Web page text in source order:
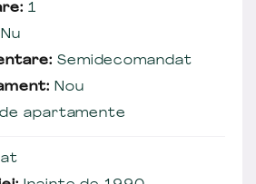
1
Nu
Semidecomandat
Nou
apartamente